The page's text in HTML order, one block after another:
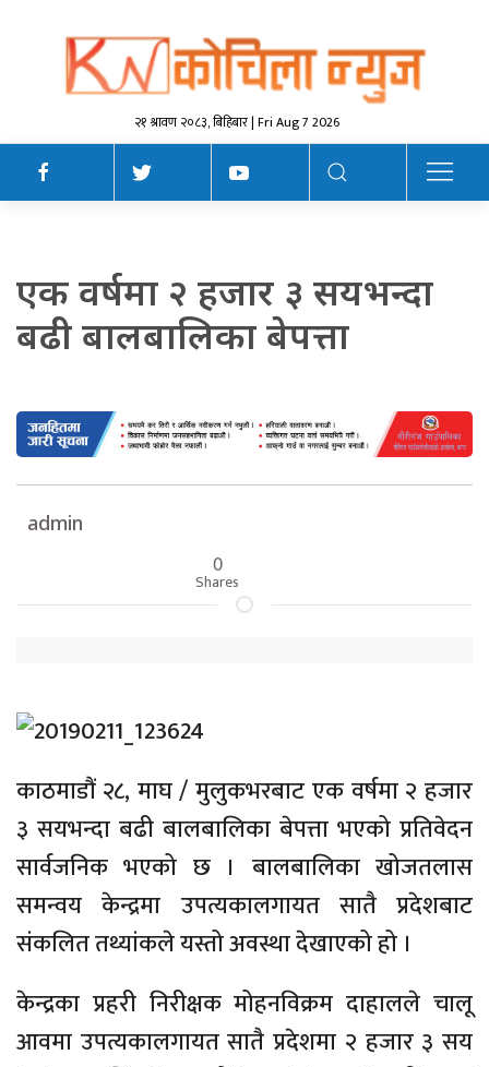
२१ श्रावण २०८३, बिहिबार | Fri Aug 7 2026
एक वर्षमा २ हजार ३ सयभन्दा
बढी बालबालिका बेपत्ता
admin
0
Shares
काठमाडौं २८, माघ / मुलुकभरबाट एक वर्षमा २ हजार
३ सयभन्दा बढी बालबालिका बेपत्ता भएको प्रतिवेदन
सार्वजनिक भएको छ । बालबालिका खोजतलास
समन्वय केन्द्रमा उपत्यकालगायत सातै प्रदेशबाट
संकलित तथ्यांकले यस्तो अवस्था देखाएको हो ।
केन्द्रका प्रहरी निरीक्षक मोहनविक्रम दाहालले चालू
आवमा उपत्यकालगायत सातै प्रदेशमा २ हजार ३ सय